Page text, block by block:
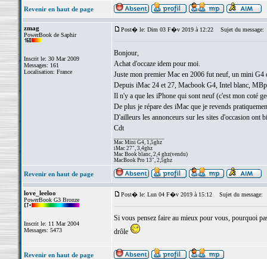
Revenir en haut de page
zmag
PowerBook de Saphir
Inscrit le: 30 Mar 2009
Messages: 161
Localisation: France
Post� le: Dim 03 F�v 2019 à 12:22 Sujet du message:
Bonjour,
Achat d'occaze idem pour moi.
Juste mon premier Mac en 2006 fut neuf, un mini
Depuis iMac 24 et 27, Macbook G4, Intel blanc,
Il n'y a que les iPhone qui sont neuf (c'est mon coté
De plus je répare des iMac que je revends
D'ailleurs les annonceurs sur les sites d'occasion ont
Cdt
Mac Mini G4, 1,5ghz
iMac 27", 3,4ghz
Mac Book blanc, 2,4 ghz(vendu)
MacBook Pro 13", 2,5ghz
Revenir en haut de page
love_leeloo
PowerBook G3 Bronze
Inscrit le: 11 Mar 2004
Messages: 5473
Post� le: Lun 04 F�v 2019 à 15:12 Sujet du message:
Si vous pensez faire au mieux pour vous, pourquoi
drôle
Revenir en haut de page